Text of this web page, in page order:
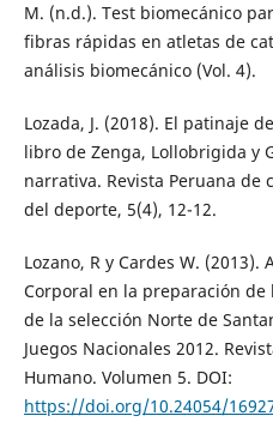
M. (n.d.). Test biomecánico
fibras rápidas en atletas de
análisis biomecánico (Vol. 4).
Lozada, J. (2018). El patinaje
libro de Zenga, Lollobrigida y
narrativa. Revista Peruana de
del deporte, 5(4), 12-12.
Lozano, R y Cardes W.
Corporal en la preparación
de la selección Norte de
Juegos Nacionales 2012.
Humano. Volumen 5. DOI:
https://doi.org/10.24054/